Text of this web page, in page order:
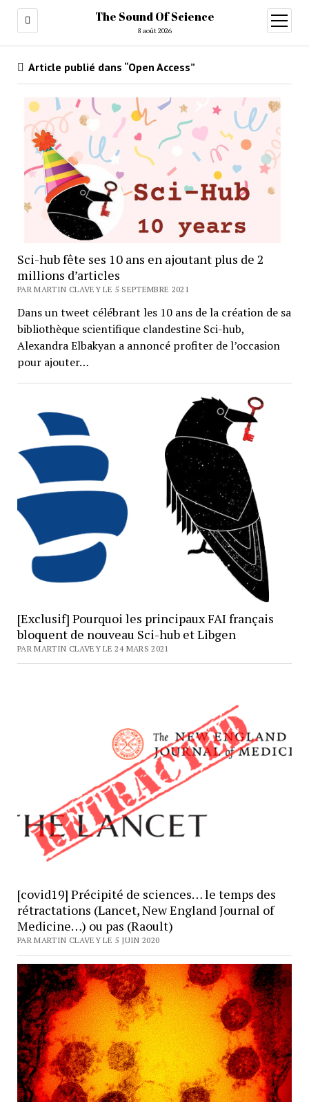
The Sound Of Science
8 août 2026
ouvrir
menu
Article publié dans “Open Access”
Sci-hub fête ses 10 ans en ajoutant plus de 2
millions d’articles
PAR MARTIN CLAVEY LE 5 SEPTEMBRE 2021
Dans un tweet célébrant les 10 ans de la création de sa
bibliothèque scientifique clandestine Sci-hub,
Alexandra Elbakyan a annoncé profiter de l’occasion
pour ajouter…
[Exclusif] Pourquoi les principaux FAI français
bloquent de nouveau Sci-hub et Libgen
PAR MARTIN CLAVEY LE 24 MARS 2021
[covid19] Précipité de sciences… le temps des
rétractations (Lancet, New England Journal of
Medicine…) ou pas (Raoult)
PAR MARTIN CLAVEY LE 5 JUIN 2020